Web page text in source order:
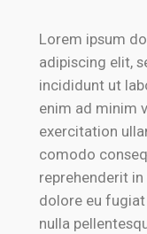
Lorem ipsum
adipiscing elit,
incididunt ut
enim ad minim
exercitation
comodo
reprehenderit
dolore eu
nulla